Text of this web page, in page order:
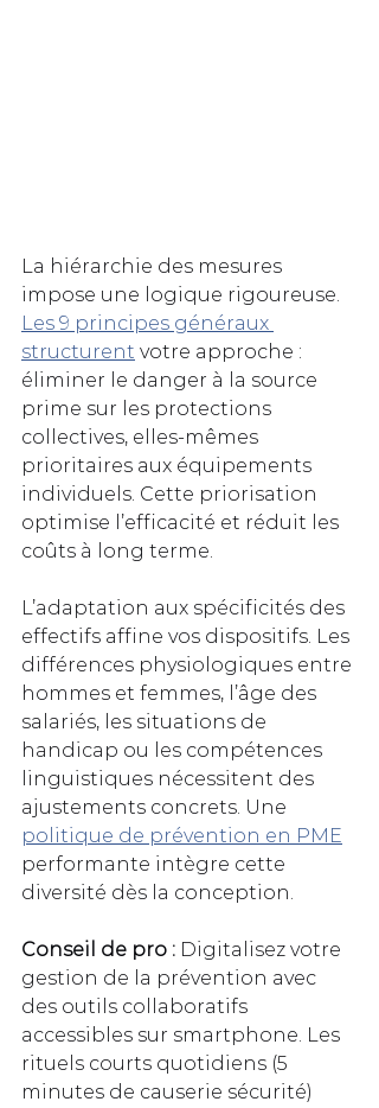
La hiérarchie des mesures
impose une logique rigoureuse.
Les 9 principes généraux
structurent votre approche :
éliminer le danger à la source
prime sur les protections
collectives, elles-mêmes
prioritaires aux équipements
individuels. Cette priorisation
optimise l’efficacité et réduit les
coûts à long terme.
L’adaptation aux spécificités des
effectifs affine vos dispositifs. Les
différences physiologiques entre
hommes et femmes, l’âge des
salariés, les situations de
handicap ou les compétences
linguistiques nécessitent des
ajustements concrets. Une
politique de prévention en PME
performante intègre cette
diversité dès la conception.
Conseil de pro : Digitalisez votre
gestion de la prévention avec
des outils collaboratifs
accessibles sur smartphone. Les
rituels courts quotidiens (5
minutes de causerie sécurité)